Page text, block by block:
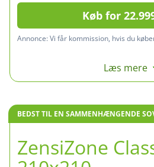
Køb for
Annonce:Vi får kommission, hvis du
Læs mere
BEDST TIL EN SAMMENHÆNGENDE
ZensiZone